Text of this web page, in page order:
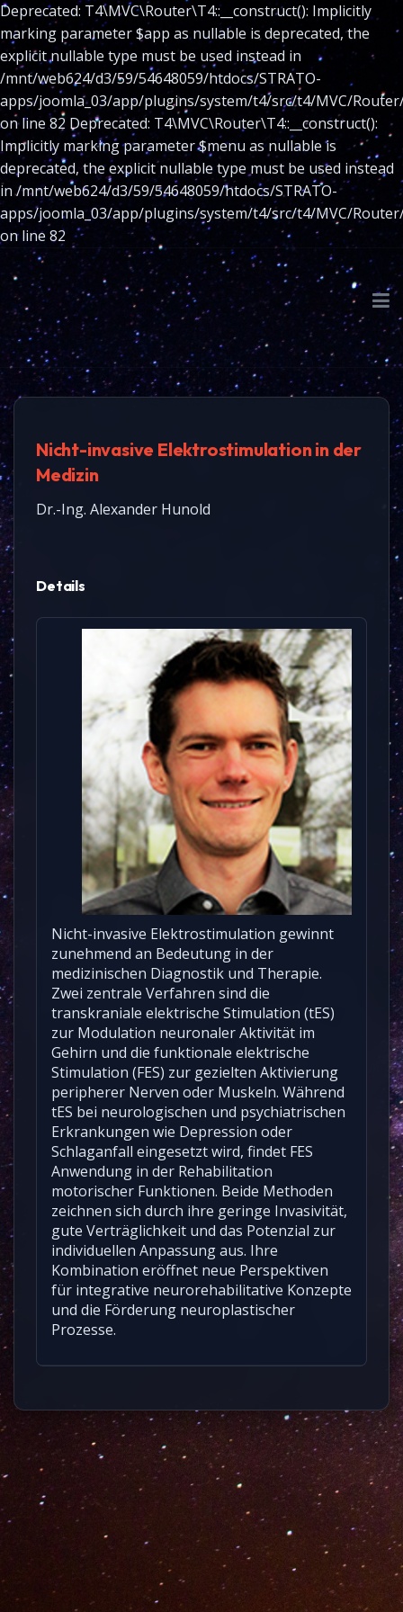
Deprecated: T4\MVC\Router\T4::__construct(): Implicitly
marking parameter $app as nullable is deprecated, the
explicit nullable type must be used instead in
/mnt/web624/d3/59/54648059/htdocs/STRATO-
apps/joomla_03/app/plugins/system/t4/src/t4/MVC/
on line 82 Deprecated: T4\MVC\Router\T4::__construct():
Implicitly marking parameter $menu as nullable is
deprecated, the explicit nullable type must be used instead
in /mnt/web624/d3/59/54648059/htdocs/STRATO-
apps/joomla_03/app/plugins/system/t4/src/t4/MVC/
on line 82
Nicht-invasive Elektrostimulation in der
Medizin
Dr.-Ing. Alexander Hunold
Details
Nicht-invasive Elektrostimulation gewinnt
zunehmend an Bedeutung in der
medizinischen Diagnostik und Therapie.
Zwei zentrale Verfahren sind die
transkraniale elektrische Stimulation (tES)
zur Modulation neuronaler Aktivität im
Gehirn und die funktionale elektrische
Stimulation (FES) zur gezielten Aktivierung
peripherer Nerven oder Muskeln. Während
tES bei neurologischen und psychiatrischen
Erkrankungen wie Depression oder
Schlaganfall eingesetzt wird, findet FES
Anwendung in der Rehabilitation
motorischer Funktionen. Beide Methoden
zeichnen sich durch ihre geringe Invasivität,
gute Verträglichkeit und das Potenzial zur
individuellen Anpassung aus. Ihre
Kombination eröffnet neue Perspektiven
für integrative neurorehabilitative Konzepte
und die Förderung neuroplastischer
Prozesse.